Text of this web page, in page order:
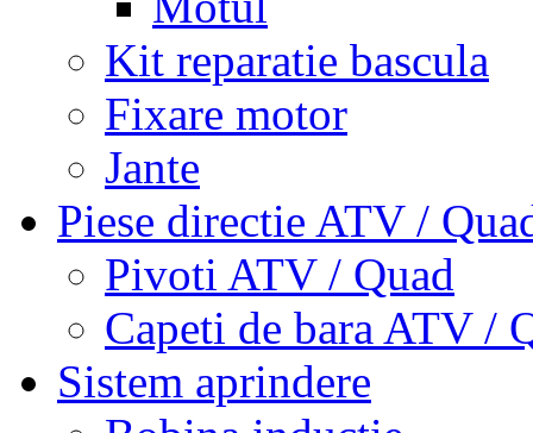
Kit reparatie bascula
Fixare motor
Jante
Piese directie ATV /
Pivoti ATV / Quad
Capeti de bara ATV /
Sistem aprindere